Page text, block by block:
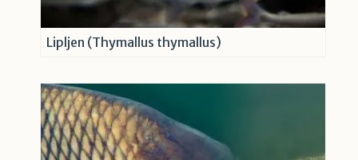
Lipljen (Thymallus thymallus)